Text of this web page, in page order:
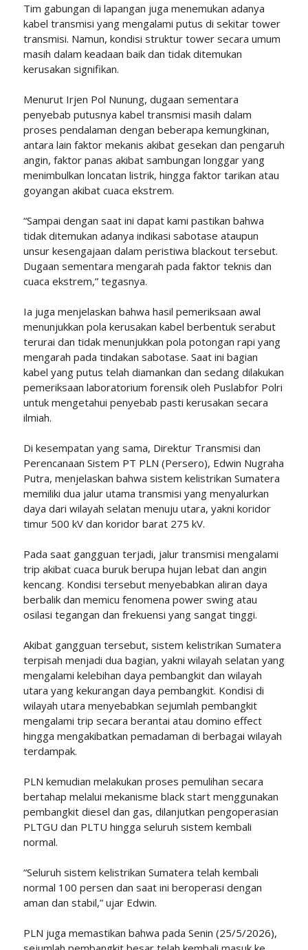
Tim gabungan di lapangan juga menemukan adanya
kabel transmisi yang mengalami putus di sekitar tower
transmisi. Namun, kondisi struktur tower secara umum
masih dalam keadaan baik dan tidak ditemukan
kerusakan signifikan.
Menurut Irjen Pol Nunung, dugaan sementara
penyebab putusnya kabel transmisi masih dalam
proses pendalaman dengan beberapa kemungkinan,
antara lain faktor mekanis akibat gesekan dan pengaruh
angin, faktor panas akibat sambungan longgar yang
menimbulkan loncatan listrik, hingga faktor tarikan atau
goyangan akibat cuaca ekstrem.
“Sampai dengan saat ini dapat kami pastikan bahwa
tidak ditemukan adanya indikasi sabotase ataupun
unsur kesengajaan dalam peristiwa blackout tersebut.
Dugaan sementara mengarah pada faktor teknis dan
cuaca ekstrem,” tegasnya.
Ia juga menjelaskan bahwa hasil pemeriksaan awal
menunjukkan pola kerusakan kabel berbentuk serabut
terurai dan tidak menunjukkan pola potongan rapi yang
mengarah pada tindakan sabotase. Saat ini bagian
kabel yang putus telah diamankan dan sedang dilakukan
pemeriksaan laboratorium forensik oleh Puslabfor Polri
untuk mengetahui penyebab pasti kerusakan secara
ilmiah.
Di kesempatan yang sama, Direktur Transmisi dan
Perencanaan Sistem PT PLN (Persero), Edwin Nugraha
Putra, menjelaskan bahwa sistem kelistrikan Sumatera
memiliki dua jalur utama transmisi yang menyalurkan
daya dari wilayah selatan menuju utara, yakni koridor
timur 500 kV dan koridor barat 275 kV.
Pada saat gangguan terjadi, jalur transmisi mengalami
trip akibat cuaca buruk berupa hujan lebat dan angin
kencang. Kondisi tersebut menyebabkan aliran daya
berbalik dan memicu fenomena power swing atau
osilasi tegangan dan frekuensi yang sangat tinggi.
Akibat gangguan tersebut, sistem kelistrikan Sumatera
terpisah menjadi dua bagian, yakni wilayah selatan yang
mengalami kelebihan daya pembangkit dan wilayah
utara yang kekurangan daya pembangkit. Kondisi di
wilayah utara menyebabkan sejumlah pembangkit
mengalami trip secara berantai atau domino effect
hingga mengakibatkan pemadaman di berbagai wilayah
terdampak.
PLN kemudian melakukan proses pemulihan secara
bertahap melalui mekanisme black start menggunakan
pembangkit diesel dan gas, dilanjutkan pengoperasian
PLTGU dan PLTU hingga seluruh sistem kembali
normal.
“Seluruh sistem kelistrikan Sumatera telah kembali
normal 100 persen dan saat ini beroperasi dengan
aman dan stabil,” ujar Edwin.
PLN juga memastikan bahwa pada Senin (25/5/2026),